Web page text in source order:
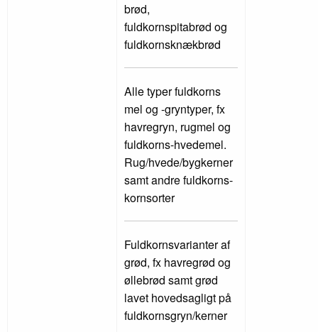
brød,
fuldkornspitabrød og
fuldkornsknækbrød
Alle typer fuldkorns
mel og -gryntyper, fx
havregryn, rugmel og
fuldkorns-hvedemel.
Rug/hvede/bygkerner
samt andre fuldkorns-
kornsorter
Fuldkornsvarianter af
grød, fx havregrød og
øllebrød samt grød
lavet hovedsagligt på
fuldkornsgryn/kerner